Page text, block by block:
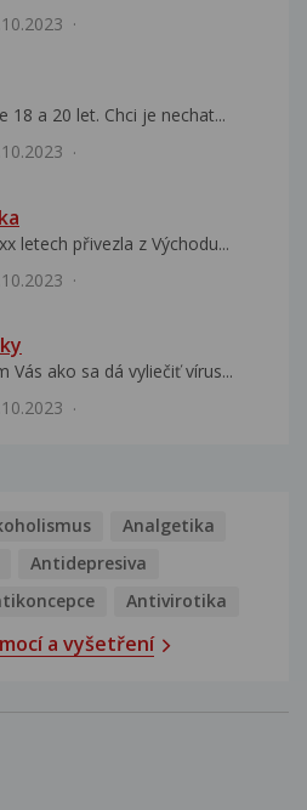
a 20 let. Chci je nechat...
letech přivezla z Východu...
Vás ako sa dá vyliečiť vírus...
Analgetika
Antidepresiva
Antivirotika
a vyšetření